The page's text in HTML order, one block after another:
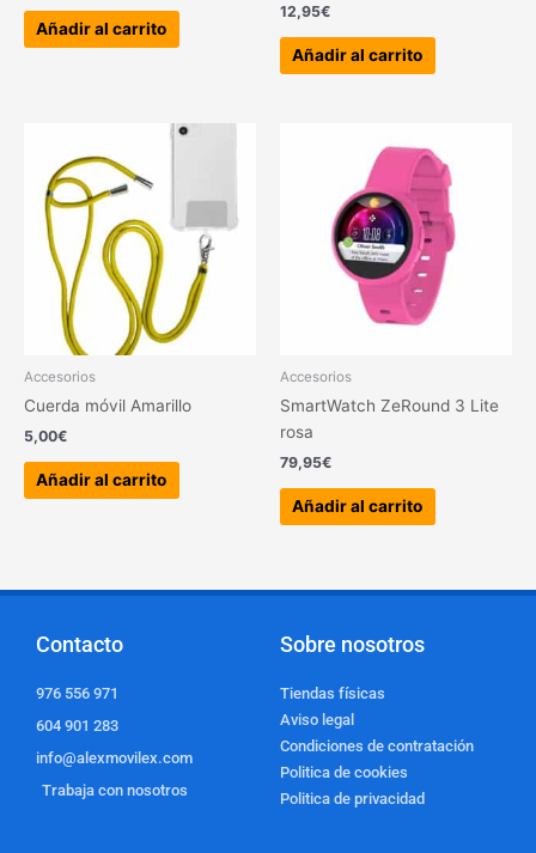
Añadir al carrito
12,95€
Añadir al carrito
Accesorios
Cuerda móvil Amarillo
5,00€
Añadir al carrito
Accesorios
SmartWatch ZeRound 3 Lite
rosa
79,95€
Añadir al carrito
Contacto
976 556 971
604 901 283
info@alexmovilex.com
Trabaja con nosotros
Sobre nosotros
Tiendas físicas
Aviso legal
Condiciones de contratación
Politica de cookies
Politica de privacidad